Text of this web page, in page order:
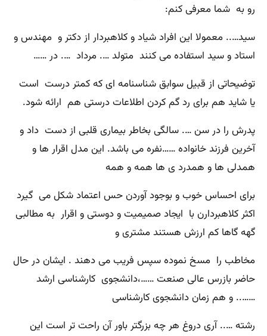
رو به شما معرفی کنم:
سید….. معمولا این افراد شیاد و کلاهبردار از دکتر و مهندس و
استاد و سید استفاده می کنند متولد …. مرداد …. در ……
توضیحاتی از قبیل سوابق شناسنامه ای که کمتر درست است
یا شاید هم برای رد گم کردن اطلاعات درستی هم ارائه شود.
پدرش را در سن …. سالگی بخاطر بیماری قلبی از دست داد و
آخرین فرزند خانواده ……نفره می باشد. این مدل اقرار ها و
همدلی ها و همدرد ی ها همه و همه
برای احساس خوب و بوجود آوردن حس اعتماد شکل می گیرد
اکثر کلاهبردارن با ایجاد صمیمیت و دوستی و اقرار به مطالبی
گهه گاها کم ارزش هستند مشتری و
مخاطب را مسخ نموده سپس فریب می دهند . ایشان در حال
حاضر بازرس عالی صنعت ……،دانشجوی کارشناسی ارشد
…….. و هم زمان دانشجوی کارشناسی
رشته ….. آری دروغ هر چه بزرگتر باور آن راحت تر است این